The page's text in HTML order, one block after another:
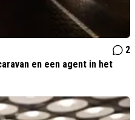
2
en een agent in het